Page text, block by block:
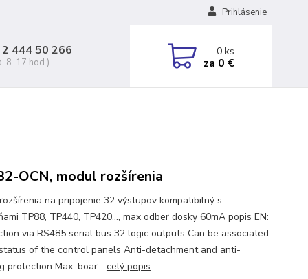
Prihlásenie
444 50 266
8-17 hod.)
0ks
za 0 €
OCN, modul rozšírenia
na pripojenie 32 výstupov kompatibilný s
TP88, TP440, TP420..., max odber dosky 60mA popis EN:
via RS485 serial bus 32 logic outputs Can be associated
of the control panels Anti-detachment and anti-
protection Max. boar... celý popis